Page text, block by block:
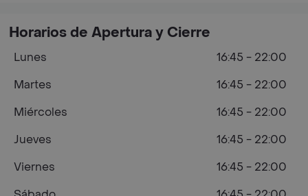
Horarios de Apertura y Cierre
Lunes
16:45 - 22:00
Martes
16:45 - 22:00
Miércoles
16:45 - 22:00
Jueves
16:45 - 22:00
Viernes
16:45 - 22:00